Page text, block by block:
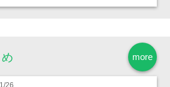
more
26